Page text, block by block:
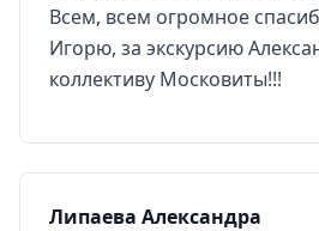
Всем, всем огромное
Игорю, за экскурсию
коллективу Московиты!!!
Липаева Александра